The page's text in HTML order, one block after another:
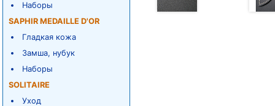
Наборы
SAPHIR MEDAILLE D'OR
Гладкая кожа
Замша, нубук
Наборы
SOLITAIRE
Уход